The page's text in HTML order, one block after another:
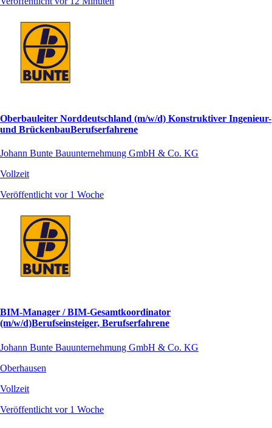
Oberbauleiter Norddeutschland (m/w/d) Konstruktiver Ingenieur-
und BrückenbauBerufserfahrene
Johann Bunte Bauunternehmung GmbH & Co. KG
Vollzeit
Veröffentlicht vor 1 Woche
BIM-Manager / BIM-Gesamtkoordinator
(m/w/d)Berufseinsteiger, Berufserfahrene
Johann Bunte Bauunternehmung GmbH & Co. KG
Oberhausen
Vollzeit
Veröffentlicht vor 1 Woche